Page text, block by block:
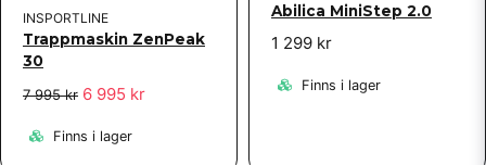
INSPORTLINE
Trappmaskin ZenPeak
30
7 995 kr 6 995 kr
Finns i lager
Abilica MiniStep 2.0
1 299 kr
Finns i lager